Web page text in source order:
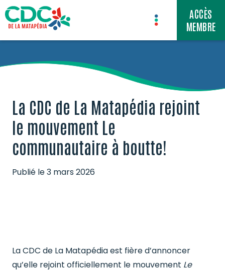



ACCÈS
MEMBRE
La CDC de La Matapédia rejoint
le mouvement Le
communautaire à boutte!
Publié le 3 mars 2026
La CDC de La Matapédia est fière d’annoncer
qu’elle rejoint officiellement le mouvement Le